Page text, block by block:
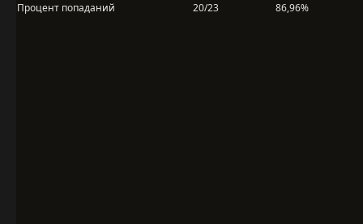
Процент попаданий
20/23 86,96%